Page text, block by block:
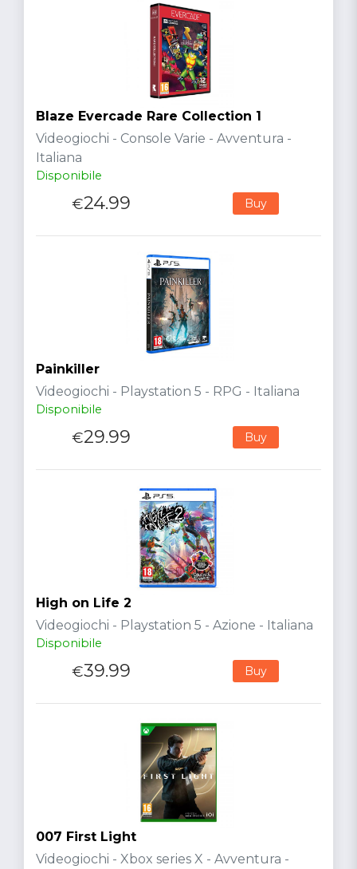
Blaze Evercade Rare Collection 1
Videogiochi - Console Varie - Avventura -
Italiana
Disponibile
€24.99 Buy
Painkiller
Videogiochi - Playstation 5 - RPG - Italiana
Disponibile
€29.99 Buy
High on Life 2
Videogiochi - Playstation 5 - Azione - Italiana
Disponibile
€39.99 Buy
007 First Light
Videogiochi - Xbox series X - Avventura -